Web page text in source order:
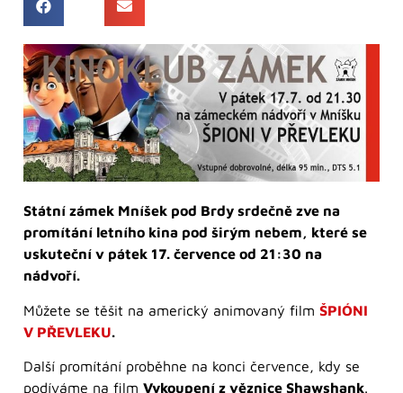
Státní zámek Mníšek pod Brdy srdečně zve na
promítání letního kina pod širým nebem, které se
uskuteční v pátek 17. července od 21:30 na
nádvoří.
Můžete se těšit na americký animovaný film ŠPIÓNI
V PŘEVLEKU.
Další promítání proběhne na konci července, kdy se
podíváme na film Vykoupení z věznice Shawshank.